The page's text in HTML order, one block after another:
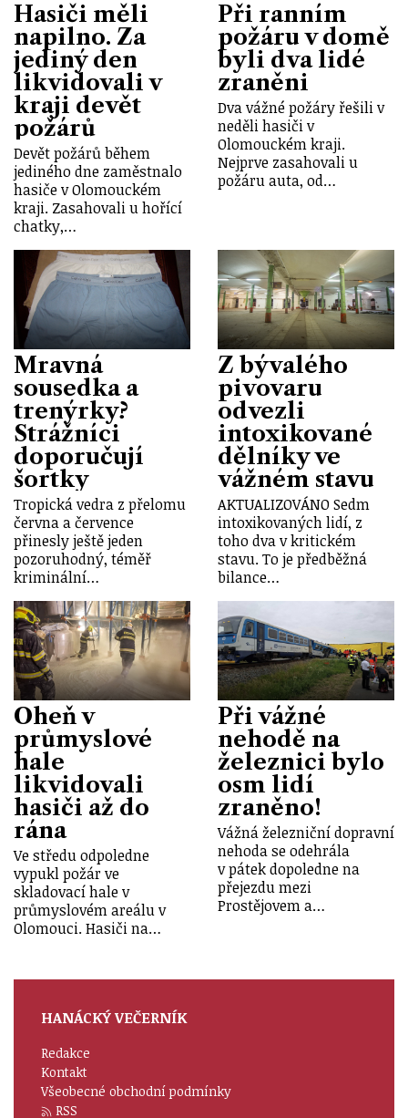
Hasiči měli
napilno. Za
jediný den
likvidovali v
kraji devět
požárů
Devět požárů během
jediného dne zaměstnalo
hasiče v Olomouckém
kraji. Zasahovali u hořící
chatky,…
Při ranním
požáru v domě
byli dva lidé
zraněni
Dva vážné požáry řešili v
neděli hasiči v
Olomouckém kraji.
Nejprve zasahovali u
požáru auta, od…
Mravná
sousedka a
trenýrky?
Strážníci
doporučují
šortky
Tropická vedra z přelomu
června a července
přinesly ještě jeden
pozoruhodný, téměř
kriminální…
Z bývalého
pivovaru
odvezli
intoxikované
dělníky ve
vážném stavu
AKTUALIZOVÁNO Sedm
intoxikovaných lidí, z
toho dva v kritickém
stavu. To je předběžná
bilance…
Oheň v
průmyslové
hale
likvidovali
hasiči až do
rána
Ve středu odpoledne
vypukl požár ve
skladovací hale v
průmyslovém areálu v
Olomouci. Hasiči na…
Při vážné
nehodě na
železnici bylo
osm lidí
zraněno!
Vážná železniční dopravní
nehoda se odehrála
v pátek dopoledne na
přejezdu mezi
Prostějovem a…
HANÁCKÝ VEČERNÍK
Redakce
Kontakt
Všeobecné obchodní podmínky
RSS